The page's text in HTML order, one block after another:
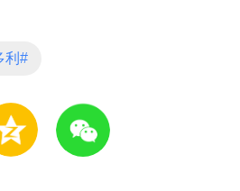
利#